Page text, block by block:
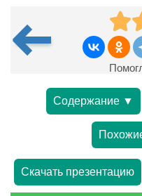
Содержание ▼
Скачать презентацию